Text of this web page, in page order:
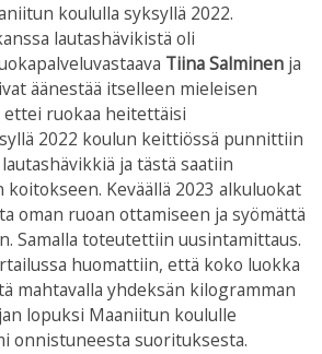
koululla syksyllä 2022.
lautashävikistä oli
Tiina Salminen ja
äänestää itselleen mieleisen
ruokaa heitettäisi
2022 koulun keittiössä punnittiin
ja tästä saatiin
Keväällä 2023 alkuluokat
oman ruoan ottamiseen ja syömättä
Samalla toteutettiin uusintamittaus.
huomattiin, että koko luokka
mahtavalla yhdeksän kilogramman
lopuksi Maaniitun koululle
onnistuneesta suorituksesta.